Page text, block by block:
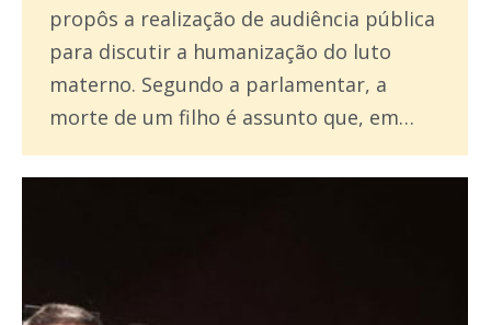
propôs a realização de audiência pública
para discutir a humanização do luto
materno. Segundo a parlamentar, a
morte de um filho é assunto que, em…